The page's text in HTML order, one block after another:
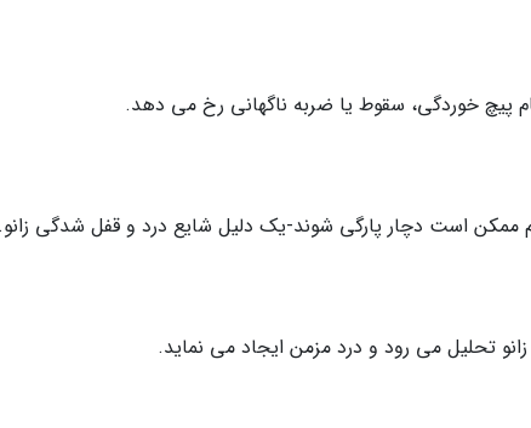
است دچار پارگی شوند-یک دلیل شایع درد و قفل شدگی
تحلیل می رود و درد مزمن ایجاد می نماید.